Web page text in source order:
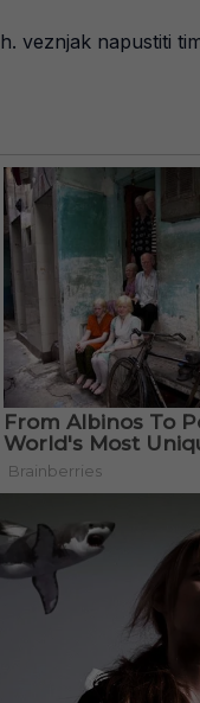
veznjak napustiti